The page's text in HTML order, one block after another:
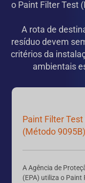
o Paint Filter Test
A rota de
resíduo devem
critérios da
ambientais
Paint Filter Test
(Método 9095B)
A Agência de
(EPA) utiliza o